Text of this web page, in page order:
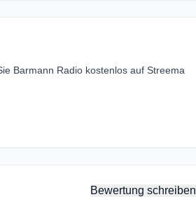
Barmann Radio kostenlos auf Streema
Bewertung schreiben